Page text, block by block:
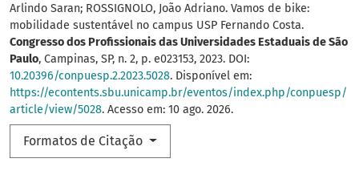
Arlindo Saran; ROSSIGNOLO, João Adriano. Vamos de bike:
mobilidade sustentável no campus USP Fernando Costa.
Congresso dos Profissionais das Universidades Estaduais de São
Paulo, Campinas, SP, n. 2, p. e023153, 2023. DOI:
10.20396/conpuesp.2.2023.5028. Disponível em:
https://econtents.sbu.unicamp.br/eventos/index.php/conpuesp/
article/view/5028. Acesso em: 10 ago. 2026.
Formatos de Citação